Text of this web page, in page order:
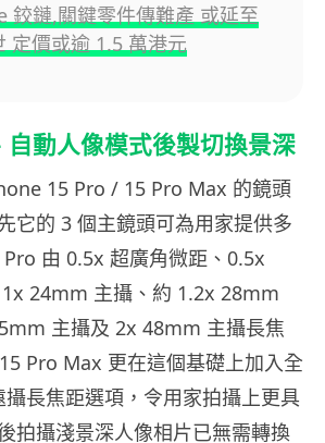
鉸鏈,關鍵零件傳難產 或延至
定價或逾 1.5 萬港元
自動人像模式後製切換景深
15 Pro / 15 Pro Max 的鏡頭
它的 3 個主鏡頭可為用家提供多
由 0.5x 超廣角微距、0.5x
24mm 主攝、約 1.2x 28mm
主攝及 2x 48mm 主攝長焦
Pro Max 更在這個基礎上加入全
長焦距選項，令用家拍攝上更具
拍攝淺景深人像相片已無需轉換